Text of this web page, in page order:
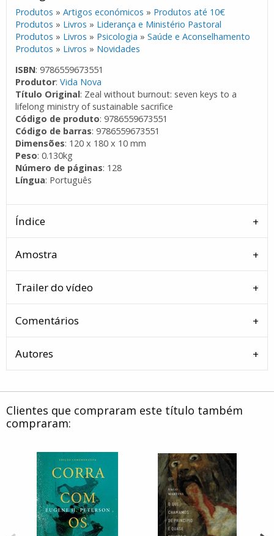
Produtos »Artigos económicos » Produtos até 10€
Produtos » Livros » Liderança e Ministério Pastoral
Produtos » Livros » Psicologia »Saúde e Aconselhamento
Produtos » Livros » Novidades
ISBN: 9786559673551
Produtor:Vida Nova
Título Original: Zeal without burnout: seven keys to a
lifelong ministry of sustainable sacrifice
Código de produto: 9786559673551
Código de barras: 9786559673551
Dimensões: 120 x 180 x 10 mm
Peso: 0.130kg
Número de páginas: 128
Língua: Português
Índice
Amostra
Trailer do vídeo
Comentários
Autores
Clientes que compraram este título também
compraram: